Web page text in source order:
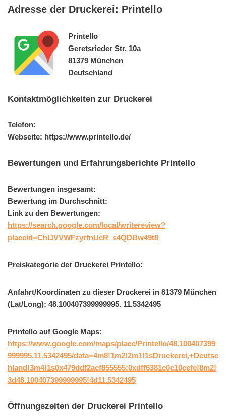
Adresse der Druckerei: Printello
Printello
Geretsrieder Str. 10a
81379 München
Deutschland
Kontaktmöglichkeiten zur Druckerei
Telefon:
Webseite: https://www.printello.de/
Bewertungen und Erfahrungsberichte Printello
Bewertungen insgesamt:
Bewertung im Durchschnitt:
Link zu den Bewertungen:
https://search.google.com/local/writereview?
placeid=ChIJVVWFzyrfnUcR_s4QDBw49t8
Preiskategorie der Druckerei Printello:
Anfahrt/Koordinaten zu dieser Druckerei in 81379 München
(Lat/Long): 48.100407399999995. 11.5342495
Printello auf Google Maps:
https://www.google.com/maps/place/Printello/48.100407399
999995,11.5342495/data=4m8!1m2!2m1!1sDruckerei,+Deutsc
hland!3m4!1s0x479ddf2acf855555:0xdff6381c0c10cefe!8m2!
3d48.100407399999995!4d11.5342495
Öffnungszeiten der Druckerei Printello